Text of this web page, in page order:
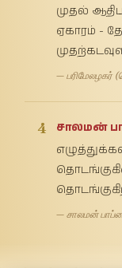
முதல்
ஏகாரம் -
— பரிமேலழகர்
4
சாலமன்
— சாலமன்